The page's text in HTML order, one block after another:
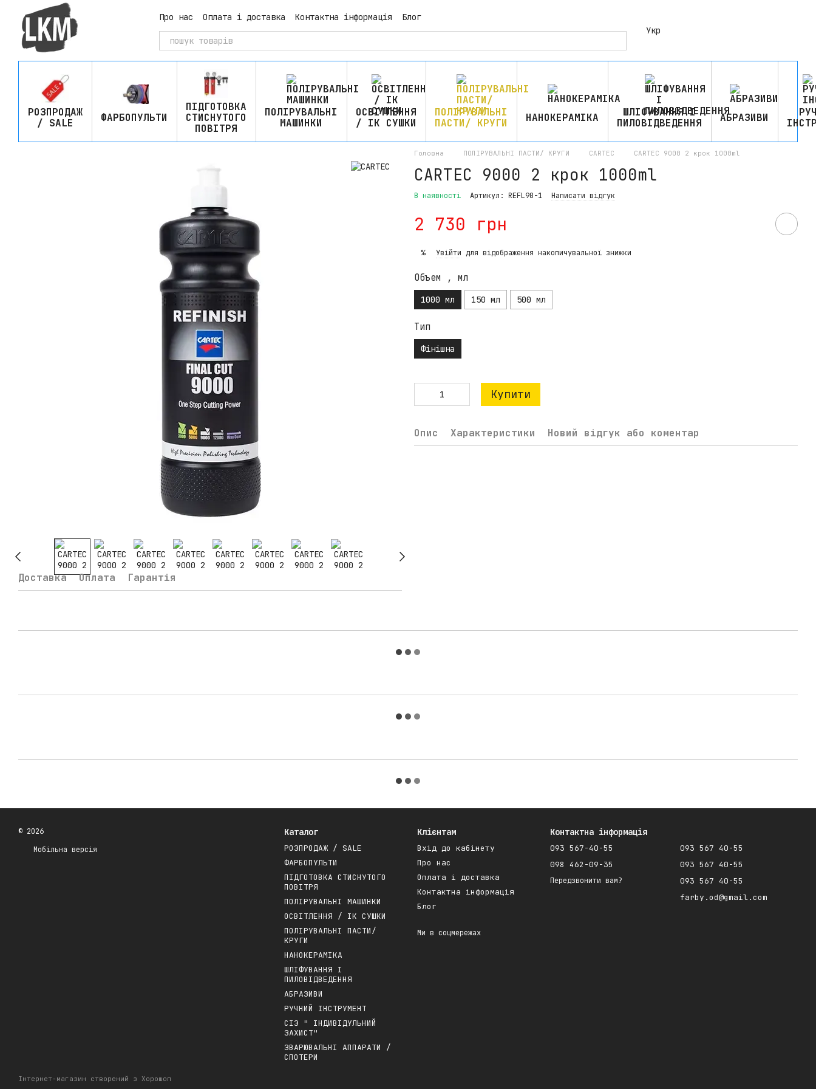
Перейти до основного контенту
Про нас Оплата і доставка Контактна інформація
Блог
Укр
РОЗПРОДАЖ
/ SALE
ФАРБОПУЛЬТИ
ПІДГОТОВКА
СТИСНУТОГО
ПОВІТРЯ
ПОЛІРУВАЛЬНІ
МАШИНКИ
ОСВІТЛЕННЯ
/ ІК СУШКИ
ПОЛІРУВАЛЬНІ
ПАСТИ/ КРУГИ
НАНОКЕРАМІКА
ШЛІФУВАННЯ І
ПИЛОВІДВЕДЕННЯ
АБРАЗИВИ
Доставка Оплата Гарантія
Головна ПОЛІРУВАЛЬНІ ПАСТИ/ КРУГИ CARTEC CARTEC 9000 2 крок 1000ml
CARTEC 9000 2 крок 1000ml
В наявності Артикул: REFL90-1 Написати відгук
2 730 грн
% Увійти для відображення накопичувальної знижки
Объем , мл
1000 мл 150 мл 500 мл
Тип
Фінішна
Купити
Опис Характеристики Новий відгук або коментар
© 2026
Мобільна версія
Інтернет-магазин створений з Хорошоп
Каталог
РОЗПРОДАЖ / SALE
ФАРБОПУЛЬТИ
ПІДГОТОВКА СТИСНУТОГО
ПОВІТРЯ
ПОЛІРУВАЛЬНІ МАШИНКИ
ОСВІТЛЕННЯ / ІК СУШКИ
ПОЛІРУВАЛЬНІ ПАСТИ/
КРУГИ
НАНОКЕРАМІКА
ШЛІФУВАННЯ І
ПИЛОВІДВЕДЕННЯ
АБРАЗИВИ
РУЧНИЙ ІНСТРУМЕНТ
СІЗ " ІНДИВІДУЛЬНИЙ
ЗАХИСТ"
ЗВАРЮВАЛЬНІ АППАРАТИ /
СПОТЕРИ
Клієнтам
Вхід до кабінету
Про нас
Оплата і доставка
Контактна інформація
Блог
Ми в соцмережах
Контактна інформація
093 567-40-55
098 462-09-35
Передзвонити вам?
093 567 40-55
093 567 40-55
093 567 40-55
farby.od@gmail.com